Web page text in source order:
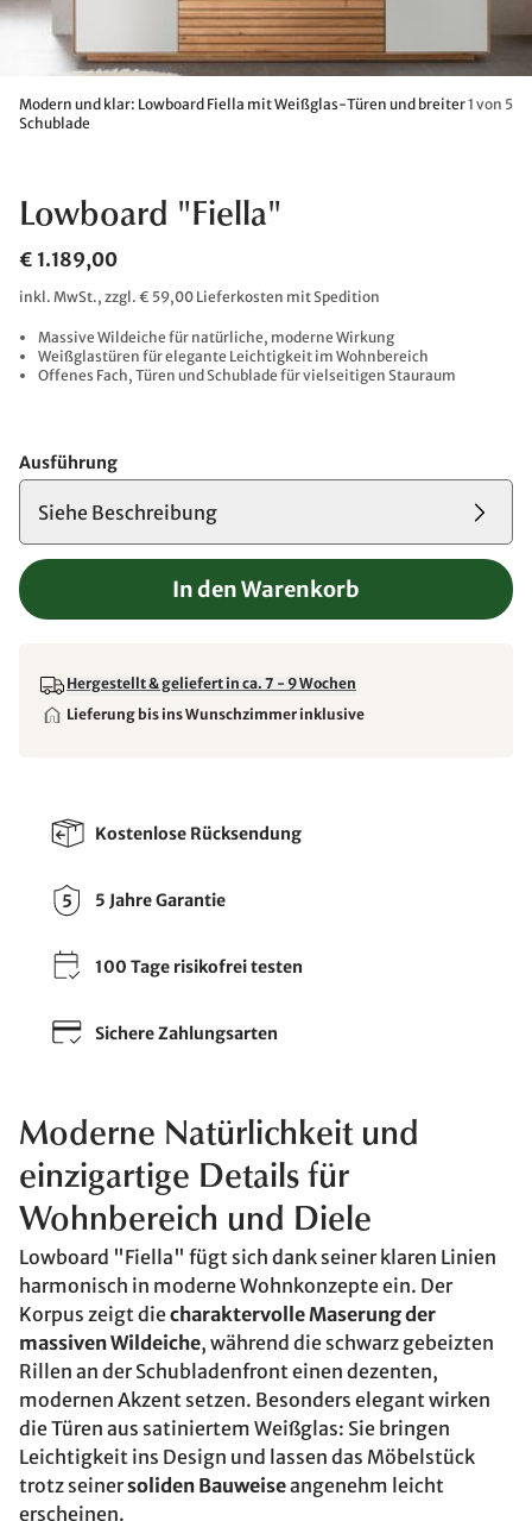
Modern und klar: Lowboard Fiella mit Weißglas-Türen und breiter
Schublade
1 von 5
Lowboard "Fiella"
€ 1.189,00
inkl. MwSt., zzgl. € 59,00 Lieferkosten mit Spedition
Massive Wildeiche für natürliche, moderne Wirkung
Weißglastüren für elegante Leichtigkeit im Wohnbereich
Offenes Fach, Türen und Schublade für vielseitigen Stauraum
Ausführung
Siehe Beschreibung
In den Warenkorb
Hergestellt & geliefert in ca. 7 - 9 Wochen
Lieferung bis ins Wunschzimmer inklusive
Kostenlose Rücksendung
5 Jahre Garantie
100 Tage risikofrei testen
Sichere Zahlungsarten
Moderne Natürlichkeit und
einzigartige Details für
Wohnbereich und Diele
Lowboard "Fiella" fügt sich dank seiner klaren Linien
harmonisch in moderne Wohnkonzepte ein. Der
Korpus zeigt diecharaktervolle Maserung der
massiven Wildeiche, während die schwarz gebeizten
Rillen an der Schubladenfront einen dezenten,
modernen Akzent setzen. Besonders elegant wirken
die Türen aus satiniertem Weißglas: Sie bringen
Leichtigkeit ins Design und lassen das Möbelstück
trotz seinersoliden Bauweiseangenehm leicht
erscheinen.